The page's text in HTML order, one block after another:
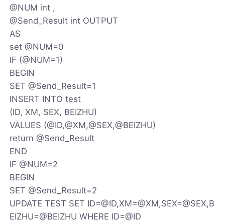
@NUM int ,
@Send_Result int OUTPUT
AS
set @NUM=0
IF (@NUM=1)
BEGIN
SET @Send_Result=1
INSERT INTO test
(ID, XM, SEX, BEIZHU)
VALUES (@ID,@XM,@SEX,@BEIZHU)
return @Send_Result
END
IF @NUM=2
BEGIN
SET @Send_Result=2
UPDATE TEST SET ID=@ID,XM=@XM,SEX=@SEX,B
EIZHU=@BEIZHU WHERE ID=@ID